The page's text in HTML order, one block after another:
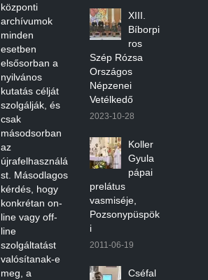
központi
archívumok
minden
esetben
elsősorban a
nyilvános
kutatás célját
szolgálják, és
csak
másodsorban
az
újrafelhasználá
st. Másodlagos
kérdés, hogy
konkrétan on-
line vagy off-
line
szolgáltatást
valósítanak-e
meg, a
XIII.
Bíborpi
ros
Szép Rózsa
Országos
Népzenei
Vetélkedő
2023-10-28
Koller
Gyula
pápai
prelátus
vasmiséje,
Pozsonypüspök
i
2011-06-19
Cséfal